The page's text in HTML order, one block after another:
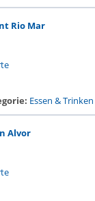
Rio Mar
Essen & Trinken
Alvor